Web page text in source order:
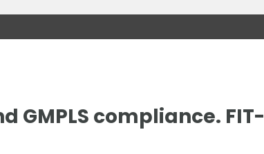
GMPLS compliance. FIT-